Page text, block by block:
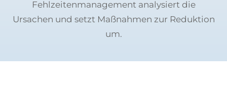
Fehlzeitenmanagement analysiert die
Ursachen und setzt Maßnahmen zur Reduktion
um.